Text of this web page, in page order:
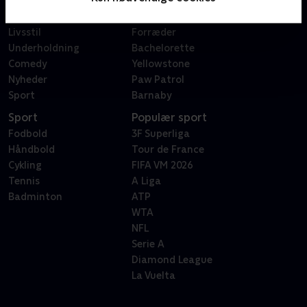
Livsstil
Underholdning
Comedy
Nyheder
Sport
Forræder
Bachelorette
Yellowstone
Paw Patrol
Barnaby
Sport
Fodbold
Håndbold
Cykling
Tennis
Badminton
Populær sport
3F Superliga
Tour de France
FIFA VM 2026
A Liga
ATP
WTA
NFL
Serie A
Diamond League
La Vuelta